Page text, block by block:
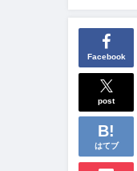
Facebook
post
はてブ